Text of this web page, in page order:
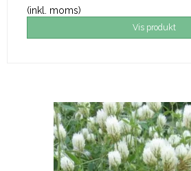
(inkl. moms)
Vis produkt